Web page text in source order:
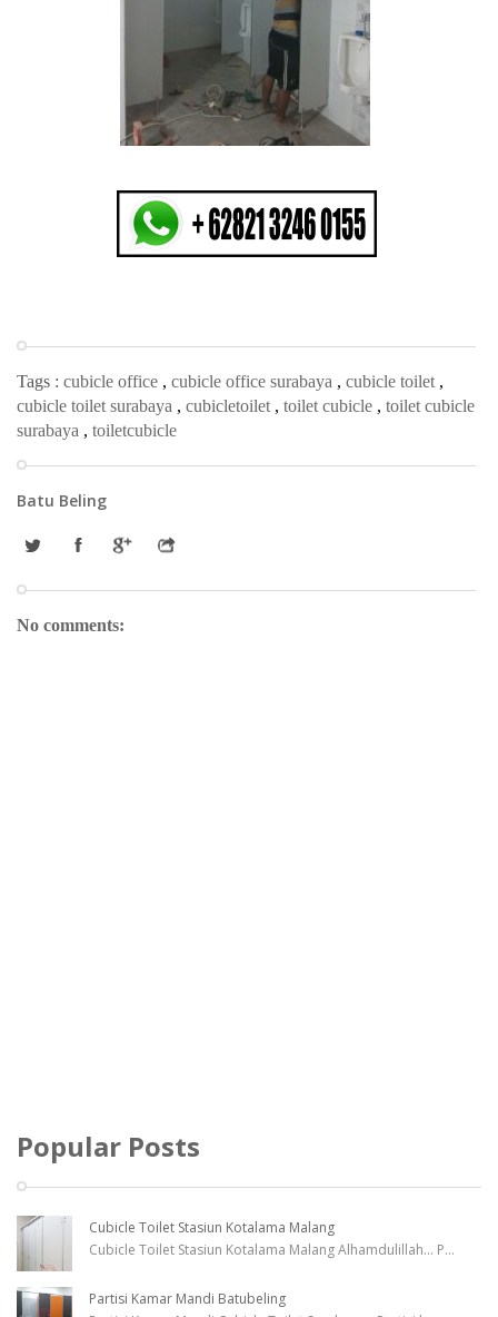
Tags : cubicle office , cubicle office surabaya , cubicle toilet ,
cubicle toilet surabaya , cubicletoilet , toilet cubicle , toilet cubicle
surabaya , toiletcubicle
Batu Beling
No comments:
Popular Posts
Cubicle Toilet Stasiun Kotalama Malang
Cubicle Toilet Stasiun Kotalama Malang Alhamdulillah... P...
Partisi Kamar Mandi Batubeling